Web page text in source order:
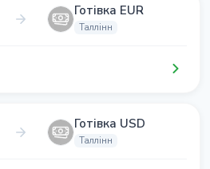
Готівка EUR
Таллінн
Готівка USD
Таллінн